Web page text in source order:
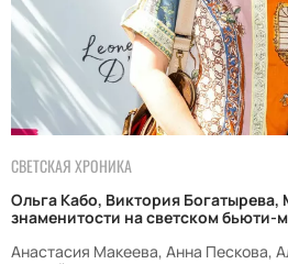
СВЕТСКАЯ ХРОНИКА
Ольга Кабо, Виктория
знаменитости на светском бьюти-
Анастасия Макеева, Анна Пескова,